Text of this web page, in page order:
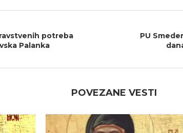
potreba
Palanka
PU
POVEZANE VESTI